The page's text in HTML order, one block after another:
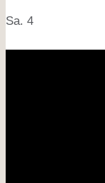
Sa. 4